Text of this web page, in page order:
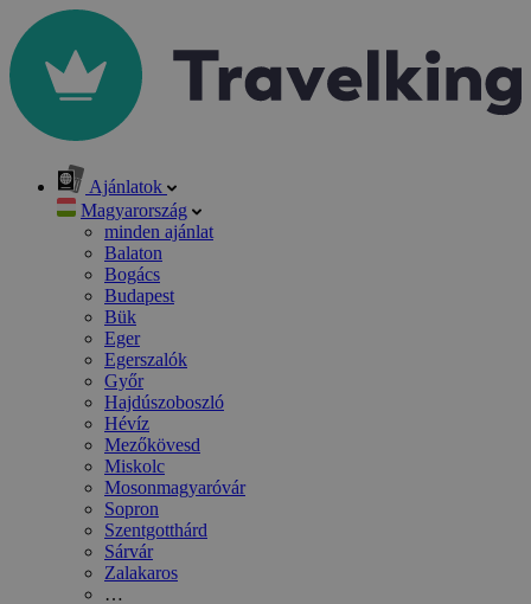
Ajánlatok
Magyarország
minden ajánlat
Balaton
Bogács
Budapest
Bük
Eger
Egerszalók
Győr
Hajdúszoboszló
Hévíz
Mezőkövesd
Miskolc
Mosonmagyaróvár
Sopron
Szentgotthárd
Sárvár
Zalakaros
…